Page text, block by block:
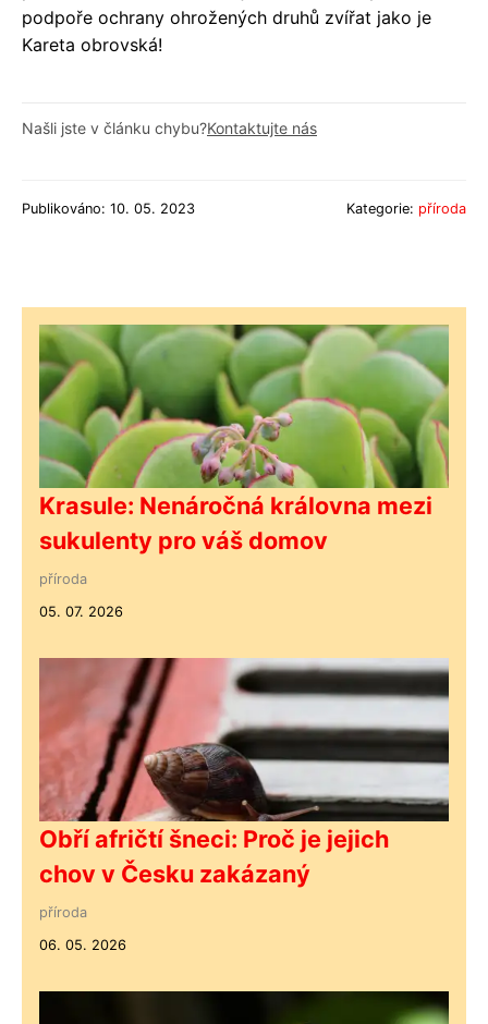
podpoře ochrany ohrožených druhů zvířat jako je
Kareta obrovská!
Našli jste v článku chybu?Kontaktujte nás
Publikováno: 10. 05. 2023 Kategorie: příroda
Krasule: Nenáročná královna mezi
sukulenty pro váš domov
příroda
05. 07. 2026
Obří afričtí šneci: Proč je jejich
chov v Česku zakázaný
příroda
06. 05. 2026